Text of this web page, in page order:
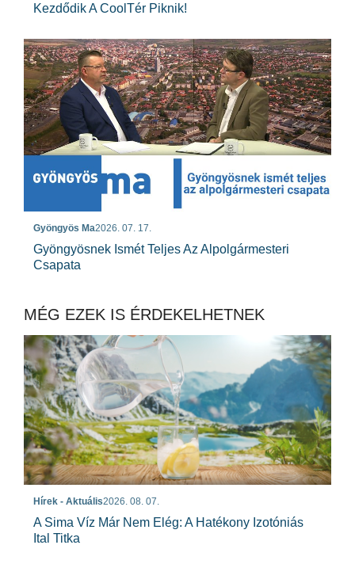
Kezdődik A CoolTér Piknik!
Gyöngyös Ma2026. 07. 17.
Gyöngyösnek Ismét Teljes Az Alpolgármesteri
Csapata
MÉG EZEK IS ÉRDEKELHETNEK
Hírek - Aktuális2026. 08. 07.
A Sima Víz Már Nem Elég: A Hatékony Izotóniás
Ital Titka